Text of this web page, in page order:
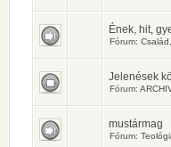
Ének, hit,
Fórum:
Jelenések
Fórum:
mustármag
Fórum: